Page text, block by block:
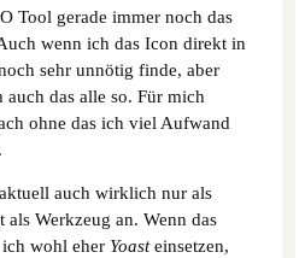
Tool gerade immer noch das
wenn ich das Icon direkt in
sehr unnötig finde, aber
auch das alle so. Für mich
ohne das ich viel Aufwand
auch wirklich nur als
als Werkzeug an. Wenn das
wohl eher Yoasteinsetzen,